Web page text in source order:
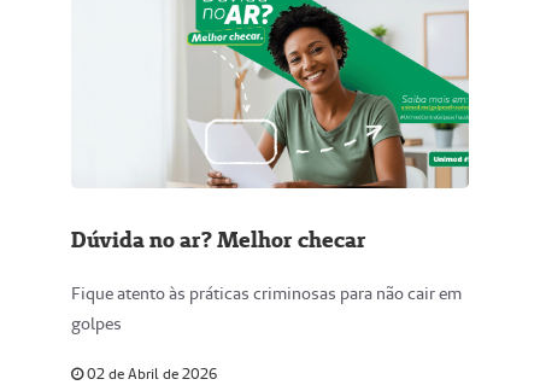
Dúvida no ar? Melhor checar
Fique atento às práticas criminosas para não cair em
golpes
02 de Abril de 2026